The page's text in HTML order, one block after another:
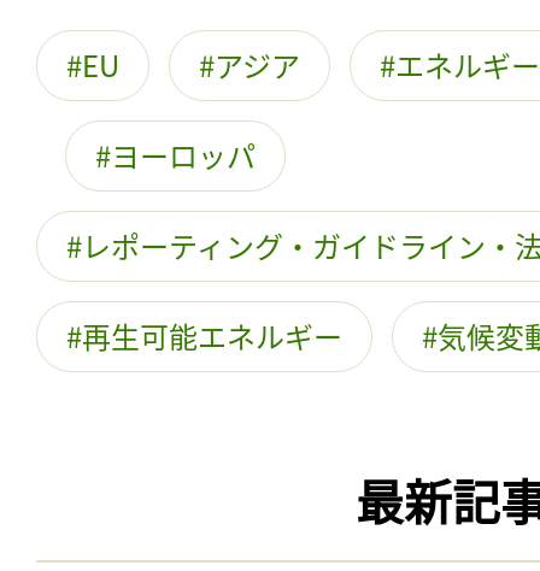
EU アジア エネルギ
ヨーロッパ
レポーティング・ガイドライン・
再生可能エネルギー 気候変
最新記